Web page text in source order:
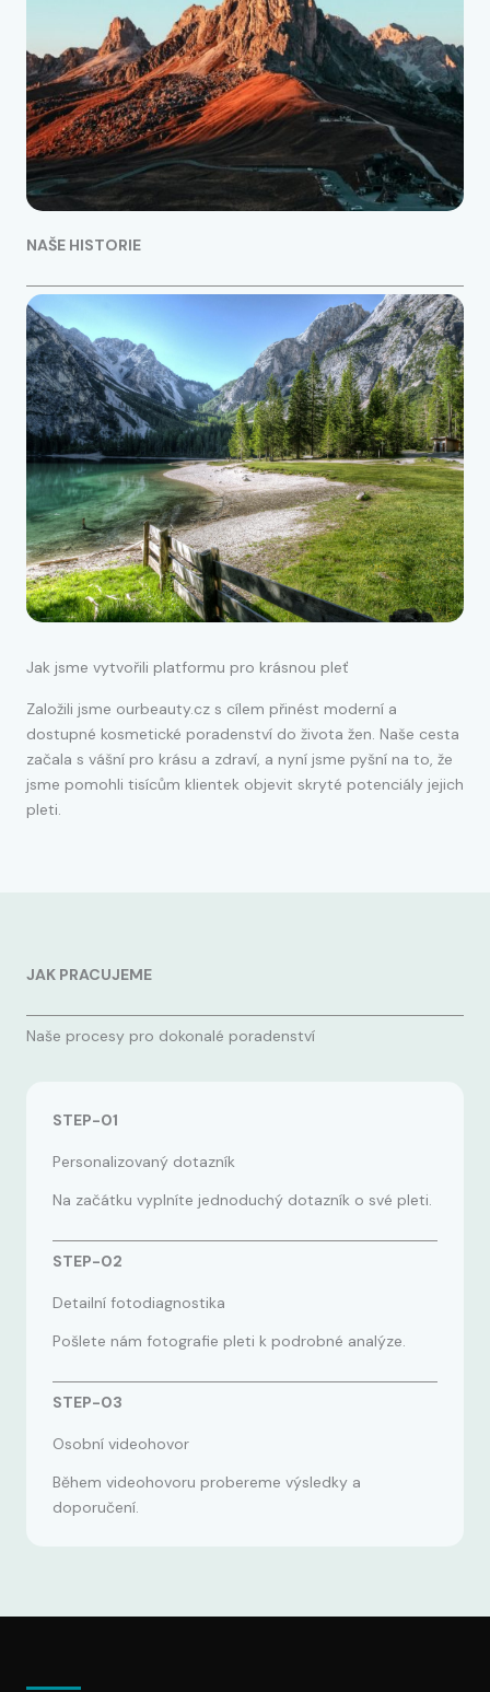
NAŠE HISTORIE
Jak jsme vytvořili platformu pro krásnou pleť
Založili jsme ourbeauty.cz s cílem přinést moderní a
dostupné kosmetické poradenství do života žen. Naše cesta
začala s vášní pro krásu a zdraví, a nyní jsme pyšní na to, že
jsme pomohli tisícům klientek objevit skryté potenciály jejich
pleti.
JAK PRACUJEME
Naše procesy pro dokonalé poradenství
STEP-01
Personalizovaný dotazník
Na začátku vyplníte jednoduchý dotazník o své pleti.
STEP-02
Detailní fotodiagnostika
Pošlete nám fotografie pleti k podrobné analýze.
STEP-03
Osobní videohovor
Během videohovoru probereme výsledky a
doporučení.